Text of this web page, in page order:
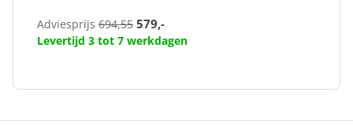
Adviesprijs 694,55 579,-
Levertijd 3 tot 7 werkdagen